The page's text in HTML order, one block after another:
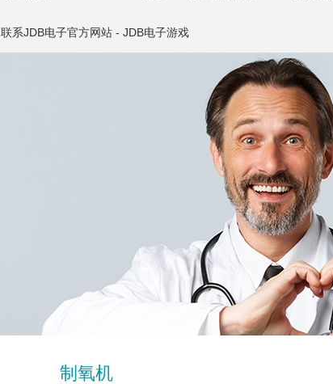
联系JDB电子官方网站 - JDB电子游戏
制氧机